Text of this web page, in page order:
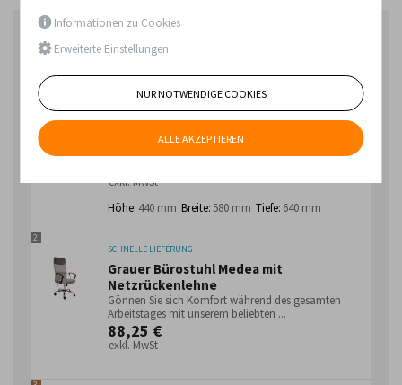
Bestseller in der Kategorie
SCHNELLE LIEFERUNG
Bürostuhl Medea
Bürostuhl mit Netzrücken und Kunstlederkopfstütze.
Sitz mit atmungsaktivem Stoff bezogen. Wird mit
exkl. MwSt
Höhe: 440 mm Breite:580 mm Tiefe: 640 mm
2.
SCHNELLE LIEFERUNG
Grauer Bürostuhl Medea mit
Netzrückenlehne
Gönnen Sie sich Komfort während des gesamten
Arbeitstages mit unserem beliebten ...
88,25 €
exkl. MwSt
Informationen zu Cookies
Erweiterte Einstellungen
NUR NOTWENDIGE COOKIES
ALLE AKZEPTIEREN